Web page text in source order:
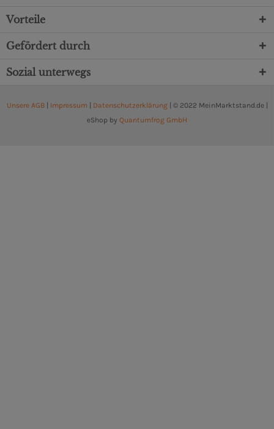
Vorteile
Gefördert durch
Sozial unterwegs
Unsere AGB| Impressum Datenschutzerklärung| © 2022 MeinMarktstand.de |
eShop by Quantumfrog GmbH